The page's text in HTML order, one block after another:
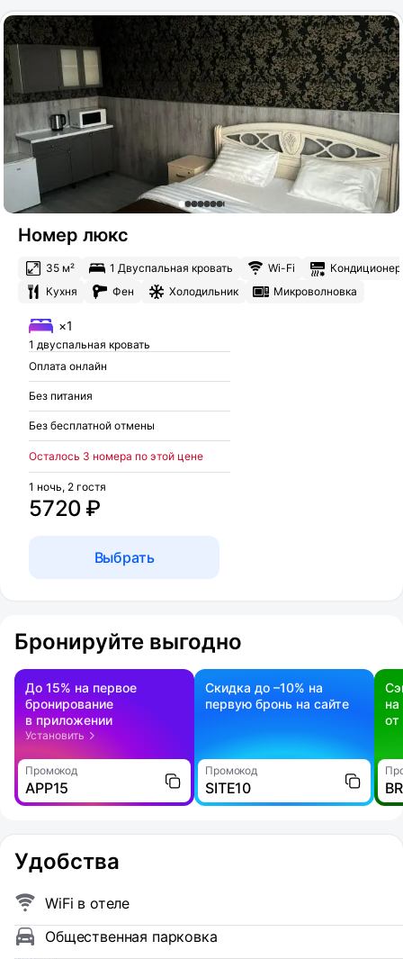
Номер люкс
35 м² 1 Двуспальная кровать Wi-Fi
Кондиционер
Кухня
Фен Холодильник Микроволновка
×1
1 двуспальная кровать
Оплата онлайн
Без питания
Без бесплатной отмены
Осталось 3 номера по этой цене
5720 ₽
1 ночь, 2 гостя
Выбрать
Бронируйте выгодно
До 15% на первое
бронирование
в приложении
Установить
Промокод
APP15
Скидка до –10% на
первую бронь на сайте
Промокод
SITE10
на
Удобства
WiFi в отеле
Общественная парковка